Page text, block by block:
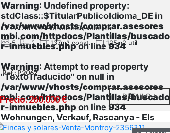
Warning: Undefined property:
stdClass::$TitularPublicoIdioma_DE in
/var/www/vhosts/comprar.asesores
mbi.com/httpdocs/Plantillas/buscado
r-inmuebles.phpon line934
Warning: Attempt to read property
"TextoTraducido" on null in
/var/www/vhosts/comprar.asesores
mbi.com/httpdocs/Plantillas/buscado
r-inmuebles.php on line934
Wohnungen, Verkauf, Rascanya - Els
Orriols
CL PADRE VIÑAS, Valencia, Valencia
5 2 137m2 const. 125m2 util
Ref.: P2062
Precio: 260.000 € DETAILS